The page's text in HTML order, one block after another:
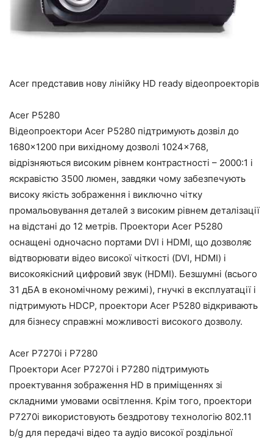
Acer представив нову лінійку HD ready відеопроекторів
Acer P5280
Відеопроектори Acer P5280 підтримують дозвіл до
1680×1200 при вихідному дозволі 1024×768,
відрізняються високим рівнем контрастності – 2000:1 і
яскравістю 3500 люмен, завдяки чому забезпечують
високу якість зображення і виключно чітку
промальовування деталей з високим рівнем деталізації
на відстані до 12 метрів. Проектори Acer P5280
оснащені одночасно портами DVI і HDMI, що дозволяє
відтворювати відео високої чіткості (DVI, HDMI) і
високоякісний цифровий звук (HDMI). Безшумні (всього
31 дБА в економічному режимі), гнучкі в експлуатації і
підтримують HDCP, проектори Acer P5280 відкривають
для бізнесу справжні можливості високого дозволу.
Acer P7270i і P7280
Проектори Acer P7270i і P7280 підтримують
проектування зображення HD в приміщеннях зі
складними умовами освітлення. Крім того, проектори
P7270i використовують бездротову технологію 802.11
b/g для передачі відео та аудіо високої роздільної